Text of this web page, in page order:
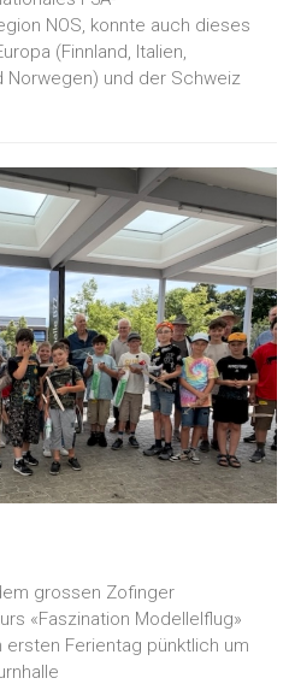
NOS, konnte auch dieses
(Finnland, Italien,
Norwegen) und der Schweiz
grossen Zofinger
«Faszination Modellelflug»
Ferientag pünktlich um